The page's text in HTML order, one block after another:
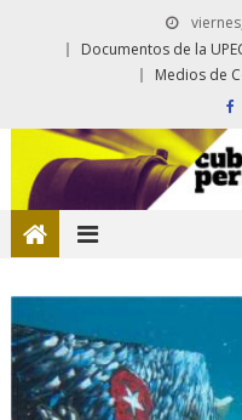
Documentos de la
Medios de